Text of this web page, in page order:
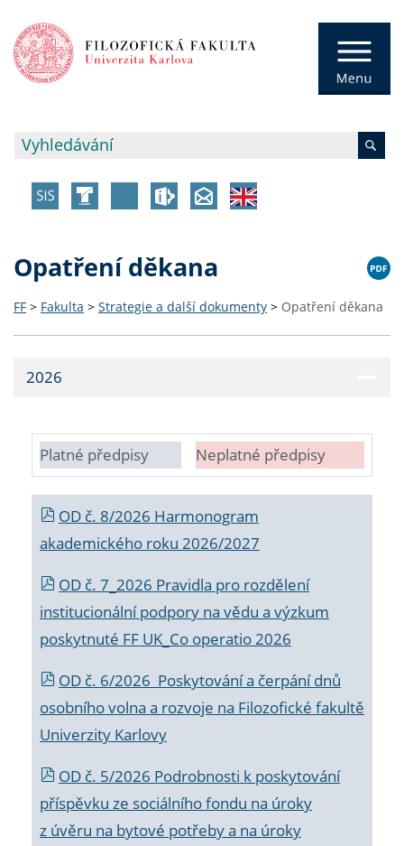
Opatření děkana
FF > Fakulta > Strategie a další dokumenty > Opatření děkana
2026
Platné předpisy Neplatné předpisy
OD č. 8/2026 Harmonogram
akademického roku 2026/2027
OD č. 7_2026 Pravidla pro rozdělení
institucionální podpory na vědu a výzkum
poskytnuté FF UK_Co operatio 2026
OD č. 6/2026 Poskytování a čerpání dnů
osobního volna a rozvoje na Filozofické fakultě
Univerzity Karlovy
OD č. 5/2026 Podrobnosti k poskytování
příspěvku ze sociálního fondu na úroky
z úvěru na bytové potřeby a na úroky